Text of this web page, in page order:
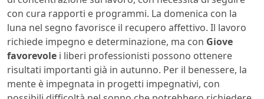
con cura rapporti e programmi. La domenica con la
luna nel segno favorisce il recupero affettivo. Il lavoro
richiede impegno e determinazione, ma con Giove
favorevole i liberi professionisti possono ottenere
risultati importanti già in autunno. Per il benessere, la
mente è impegnata in progetti impegnativi, con